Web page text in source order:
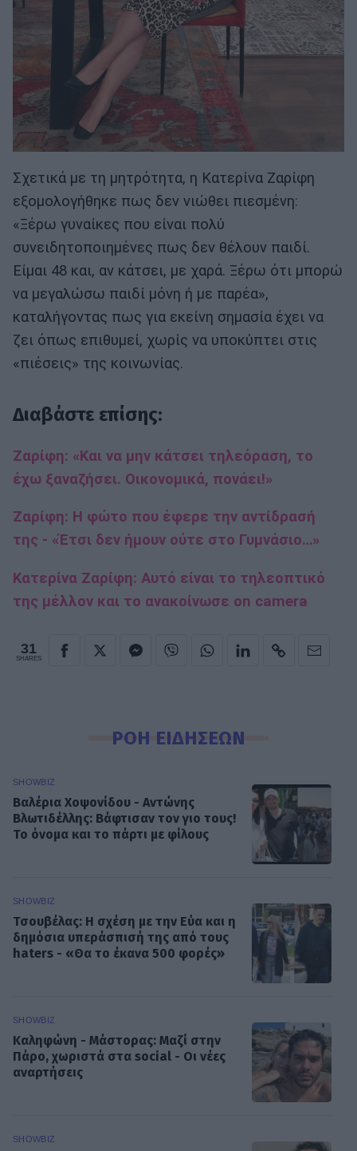
Σχετικά με τη μητρότητα, η Κατερίνα Ζαρίφη
εξομολογήθηκε πως δεν νιώθει πιεσμένη:
«Ξέρω γυναίκες που είναι πολύ
συνειδητοποιημένες πως δεν θέλουν παιδί.
Είμαι 48 και, αν κάτσει, με χαρά. Ξέρω ότι μπορώ
να μεγαλώσω παιδί μόνη ή με παρέα»,
καταλήγοντας πως για εκείνη σημασία έχει να
ζει όπως επιθυμεί, χωρίς να υποκύπτει στις
«πιέσεις» της κοινωνίας.
Διαβάστε επίσης:
Ζαρίφη: «Και να μην κάτσει τηλεόραση, το
έχω ξαναζήσει. Οικονομικά, πονάει!»
Ζαρίφη: Η φώτο που έφερε την αντίδρασή
της - «Έτσι δεν ήμουν ούτε στο Γυμνάσιο…»
Κατερίνα Ζαρίφη: Αυτό είναι το τηλεοπτικό
της μέλλον και το ανακοίνωσε on camera
31
SHARES
ΡΟΗ ΕΙΔΗΣΕΩΝ
SHOWBIZ
Βαλέρια Χοψονίδου - Αντώνης
Βλωτιδέλλης: Βάφτισαν τον γιο τους!
Το όνομα και το πάρτι με φίλους
SHOWBIZ
Τσουβέλας: Η σχέση με την Εύα και η
δημόσια υπεράσπισή της από τους
haters - «Θα το έκανα 500 φορές»
SHOWBIZ
Καληφώνη - Μάστορας: Μαζί στην
Πάρο, χωριστά στα social - Οι νέες
αναρτήσεις
SHOWBIZ